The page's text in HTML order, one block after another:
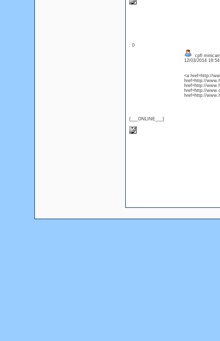
: 0
{___ONLINE___}
cpfl
12/03/2014
<a href=http://
href=http://
href=http://
href=http://
href=http://